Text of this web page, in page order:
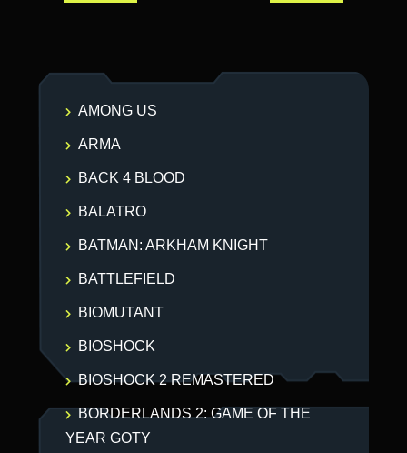
AMONG US
ARMA
BACK 4 BLOOD
BALATRO
BATMAN: ARKHAM KNIGHT
BATTLEFIELD
BIOMUTANT
BIOSHOCK
BIOSHOCK 2 REMASTERED
BORDERLANDS 2: GAME OF THE
YEAR GOTY